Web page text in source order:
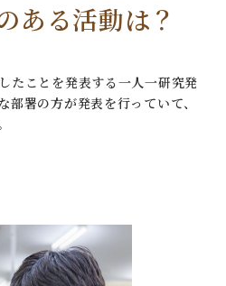
ある活動は？
たことを発表する一人一研究発
部署の方が発表を行っていて、